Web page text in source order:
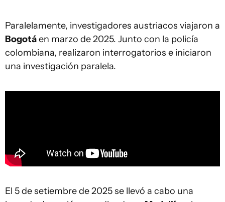
Paralelamente, investigadores austriacos viajaron a
Bogotáen marzo de 2025. Junto con la policía
colombiana, realizaron interrogatorios e iniciaron
una investigación paralela.
El 5 de setiembre de 2025 se llevó a cabo una